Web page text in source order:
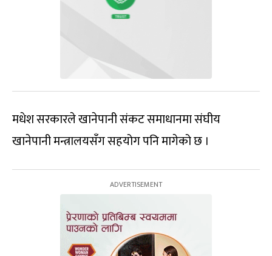
मधेश सरकारले खानेपानी संकट समाधानमा संघीय
खानेपानी मन्त्रालयसँग सहयोग पनि मागेको छ ।